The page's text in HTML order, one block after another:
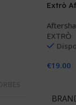
Extrò
EXTRÒ
€19.00